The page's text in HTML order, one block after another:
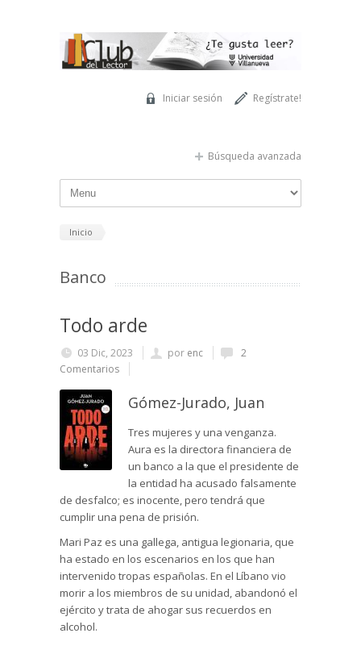
Regístrate!
Iniciar sesión
Búsqueda avanzada
Inicio
Banco
Todo arde
03 Dic, 2023 por enc
2
Comentarios
Gómez-Jurado, Juan
Tres mujeres y una venganza.
Aura es la directora financiera de
un banco a la que el presidente de
la entidad ha acusado falsamente
de desfalco; es inocente, pero tendrá que
cumplir una pena de prisión.
Mari Paz es una gallega, antigua legionaria, que
ha estado en los escenarios en los que han
intervenido tropas españolas. En el Líbano vio
morir a los miembros de su unidad, abandonó el
ejército y trata de ahogar sus recuerdos en
alcohol.